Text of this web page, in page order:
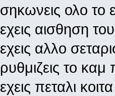
σηκωνεις ολο το
εχεις αισθηση
εχεις αλλο
ρυθμιζεις το
εχεις πεταλι